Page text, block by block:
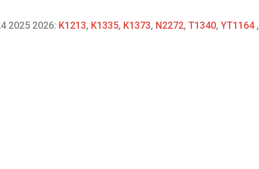
2025 2026: K1213, K1335, K1373, N2272, T1340, YT1164,